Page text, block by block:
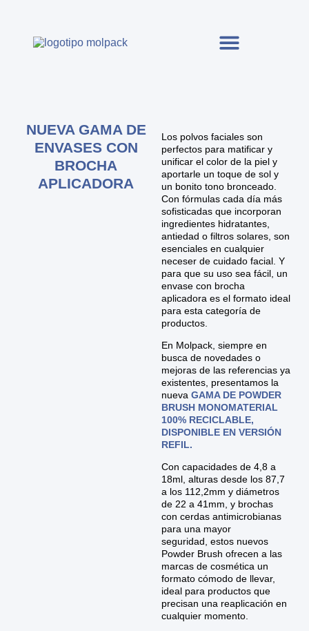
NUEVA GAMA DE
ENVASES CON
BROCHA
APLICADORA
Los polvos faciales son
perfectos para matificar y
unificar el color de la piel y
aportarle un toque de sol y
un bonito tono bronceado.
Con fórmulas cada día más
sofisticadas que incorporan
ingredientes hidratantes,
antiedad o filtros solares, son
esenciales en cualquier
neceser de cuidado facial. Y
para que su uso sea fácil, un
envase con brocha
aplicadora es el formato ideal
para esta categoría de
productos.
En Molpack, siempre en
busca de novedades o
mejoras de las referencias ya
existentes, presentamos la
nuevaGAMA DE POWDER
BRUSH MONOMATERIAL
100% RECICLABLE,
DISPONIBLE EN VERSIÓN
REFIL.
Con capacidades de 4,8 a
18ml, alturas desde los 87,7
a los 112,2mm y diámetros
de 22 a 41mm, y brochas
con cerdas antimicrobianas
para una mayor
seguridad, estos nuevos
Powder Brush ofrecen a las
marcas de cosmética un
formato cómodo de llevar,
ideal para productos que
precisan una reaplicación en
cualquier momento.